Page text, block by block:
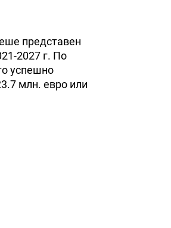
представен
2027 г. По
успешно
млн. евро или